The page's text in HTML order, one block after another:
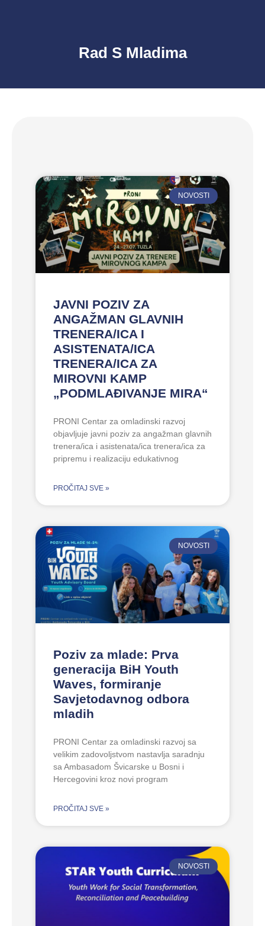
Rad S Mladima
NOVOSTI
JAVNI POZIV ZA
ANGAŽMAN GLAVNIH
TRENERA/ICA I
ASISTENATA/ICA
TRENERA/ICA ZA
MIROVNI KAMP
„PODMLAĐIVANJE MIRA“
PRONI Centar za omladinski razvoj
objavljuje javni poziv za angažman glavnih
trenera/ica i asistenata/ica trenera/ica za
pripremu i realizaciju edukativnog
PROČITAJ SVE »
NOVOSTI
Poziv za mlade: Prva
generacija BiH Youth
Waves, formiranje
Savjetodavnog odbora
mladih
PRONI Centar za omladinski razvoj sa
velikim zadovoljstvom nastavlja saradnju
sa Ambasadom Švicarske u Bosni i
Hercegovini kroz novi program
PROČITAJ SVE »
NOVOSTI